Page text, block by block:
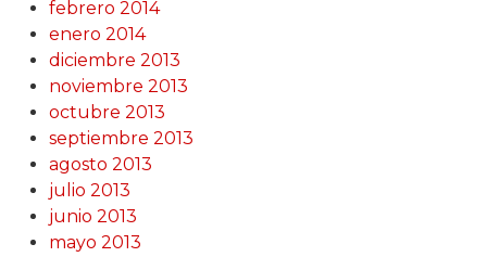
febrero 2014
enero 2014
diciembre 2013
noviembre 2013
octubre 2013
septiembre 2013
agosto 2013
julio 2013
junio 2013
mayo 2013